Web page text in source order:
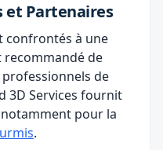
et Partenaires
confrontés à une
recommandé de
de
3D Services fournit
pour la
.